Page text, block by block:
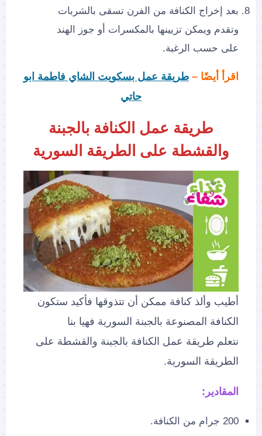
بعد إخراج الكنافة من الفرن تسقى بالشربات
وتقدم ويمكن تزيينها بالمكسرات أو جوز الهند
على حسب الرغبة.
اقرأ أيضًا – طريقة عمل بسكويت الشاي فاطمة ابو
حاتي
طريقة عمل الكنافة بالجبنة
والقشطة على الطريقة السورية
أطيب وألذ كنافة ممكن أن تتذوقها فأكيد ستكون
الكنافة المصنوعة بالجبنة السورية فهيا بنا
نتعلم طريقة عمل الكنافة بالجبنة والقشطة على
الطريقة السورية.
المقادير:
200 جرام من الكنافة.